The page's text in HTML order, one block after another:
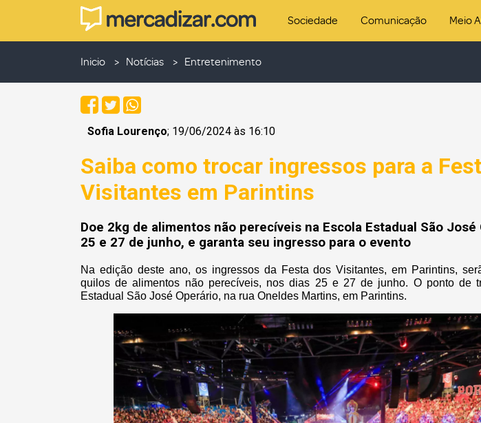
Sociedade Comunicação Meio
Inicio Notícias Entretenimento
Sofia Lourenço; 19/06/2024 às 16:10
Saiba como trocar ingressos para a
Visitantes em Parintins
Doe 2kg de alimentos não perecíveis na Escola Estadual São
25 e 27 de junho, e garanta seu ingresso para o evento
Na edição deste ano, os ingressos da Festa dos Visitantes, em Parintins,
quilos de alimentos não perecíveis, nos dias 25 e 27 de junho. O ponto de
Estadual São José Operário, na rua Oneldes Martins, em Parintins.